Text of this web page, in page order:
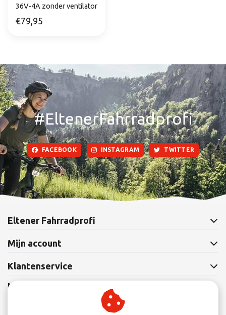
36V-4A zonder ventilator
€79,95
#EltenerFahrradprofi
FACEBOOK INSTAGRAM TWITTER
Eltener Fahrradprofi
Mijn account
Klantenservice
Nieuwsbrief
Abonneer je op onze nieuwsbrief om op de hoogte te blijven.